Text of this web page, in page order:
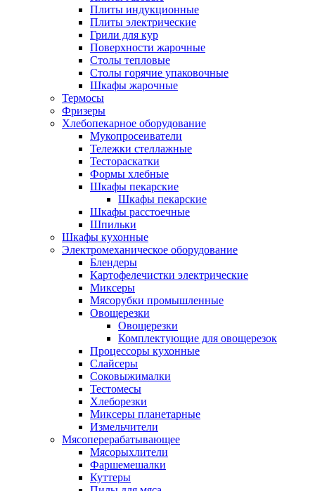
Плиты индукционные
Плиты электрические
Грили для кур
Поверхности жарочные
Столы тепловые
Столы горячие упаковочные
Шкафы жарочные
Термосы
Фризеры
Хлебопекарное оборудование
Мукопросеиватели
Тележки стеллажные
Тестораскатки
Формы хлебные
Шкафы пекарские
Шкафы пекарские
Шкафы расстоечные
Шпильки
Шкафы кухонные
Электромеханическое оборудование
Блендеры
Картофелечистки электрические
Миксеры
Мясорубки промышленные
Овощерезки
Овощерезки
Комплектующие для овощерезок
Процессоры кухонные
Слайсеры
Соковыжималки
Тестомесы
Хлеборезки
Миксеры планетарные
Измельчители
Мясоперерабатывающее
Мясорыхлители
Фаршемешалки
Куттеры